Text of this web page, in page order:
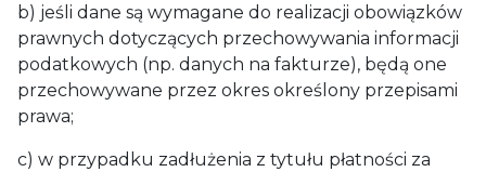
b) jeśli dane są wymagane do realizacji obowiązków
prawnych dotyczących przechowywania informacji
podatkowych (np. danych na fakturze), będą one
przechowywane przez okres określony przepisami
prawa;
c) w przypadku zadłużenia z tytułu płatności za